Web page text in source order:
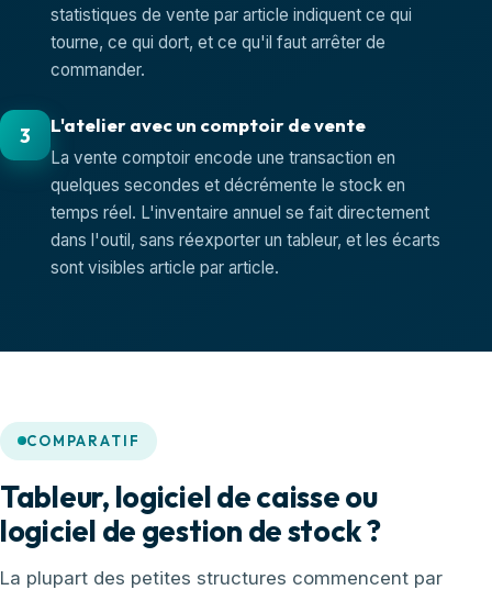
statistiques de vente par article indiquent ce qui
tourne, ce qui dort, et ce qu'il faut arrêter de
commander.
3 L'atelier avec un comptoir de vente
La vente comptoir encode une transaction en
quelques secondes et décrémente le stock en
temps réel. L'inventaire annuel se fait directement
dans l'outil, sans réexporter un tableur, et les écarts
sont visibles article par article.
COMPARATIF
Tableur, logiciel de caisse ou
logiciel de gestion de stock ?
La plupart des petites structures commencent par